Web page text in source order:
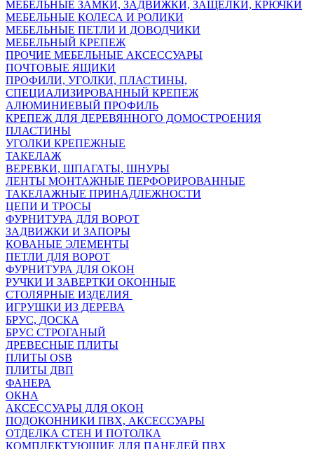
МЕБЕЛЬНЫЕ ЗАМКИ, ЗАДВИЖКИ, ЗАЩЕЛКИ, КРЮЧКИ
МЕБЕЛЬНЫЕ КОЛЕСА И РОЛИКИ
МЕБЕЛЬНЫЕ ПЕТЛИ И ДОВОДЧИКИ
МЕБЕЛЬНЫЙ КРЕПЕЖ
ПРОЧИЕ МЕБЕЛЬНЫЕ АКСЕССУАРЫ
ПОЧТОВЫЕ ЯЩИКИ
ПРОФИЛИ, УГОЛКИ, ПЛАСТИНЫ,
СПЕЦИАЛИЗИРОВАННЫЙ КРЕПЕЖ
АЛЮМИНИЕВЫЙ ПРОФИЛЬ
КРЕПЕЖ ДЛЯ ДЕРЕВЯННОГО ДОМОСТРОЕНИЯ
ПЛАСТИНЫ
УГОЛКИ КРЕПЕЖНЫЕ
ТАКЕЛАЖ
ВЕРЕВКИ, ШПАГАТЫ, ШНУРЫ
ЛЕНТЫ МОНТАЖНЫЕ ПЕРФОРИРОВАННЫЕ
ТАКЕЛАЖНЫЕ ПРИНАДЛЕЖНОСТИ
ЦЕПИ И ТРОСЫ
ФУРНИТУРА ДЛЯ ВОРОТ
ЗАДВИЖКИ И ЗАПОРЫ
КОВАНЫЕ ЭЛЕМЕНТЫ
ПЕТЛИ ДЛЯ ВОРОТ
ФУРНИТУРА ДЛЯ ОКОН
РУЧКИ И ЗАВЕРТКИ ОКОННЫЕ
СТОЛЯРНЫЕ ИЗДЕЛИЯ
ИГРУШКИ ИЗ ДЕРЕВА
БРУС, ДОСКА
БРУС СТРОГАНЫЙ
ДРЕВЕСНЫЕ ПЛИТЫ
ПЛИТЫ OSB
ПЛИТЫ ДВП
ФАНЕРА
ОКНА
АКСЕССУАРЫ ДЛЯ ОКОН
ПОДОКОННИКИ ПВХ, АКСЕССУАРЫ
ОТДЕЛКА СТЕН И ПОТОЛКА
КОМПЛЕКТУЮЩИЕ ДЛЯ ПАНЕЛЕЙ ПВХ